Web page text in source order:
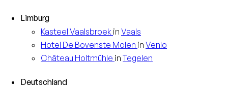
Limburg
Kasteel Vaalsbroek in Vaals
Hotel De Bovenste Molen in Venlo
Château Holtmühle in Tegelen
Deutschland